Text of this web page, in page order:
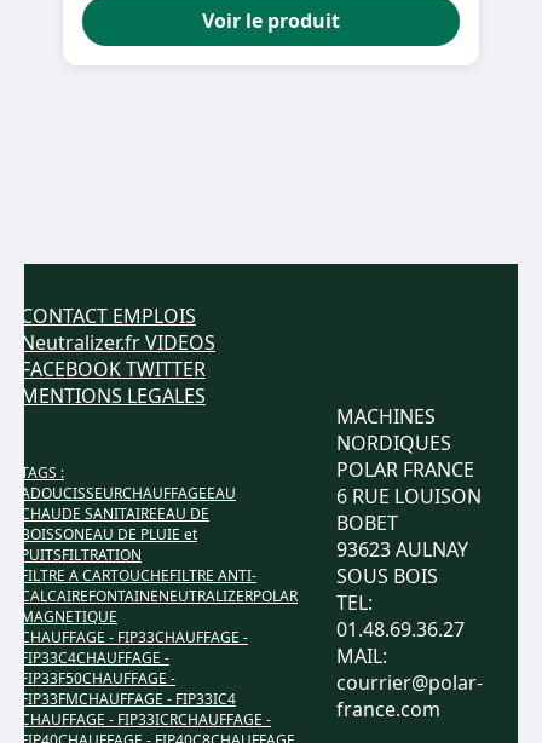
Voir le produit
CONTACT EMPLOIS
Neutralizer.frVIDEOS
FACEBOOKTWITTER
MENTIONS LEGALES
TAGS :
ADOUCISSEURCHAUFFAGEEAU
CHAUDE SANITAIREEAU DE
BOISSONEAU DE PLUIE et
PUITSFILTRATION
FILTRE A CARTOUCHEFILTRE ANTI-
CALCAIREFONTAINENEUTRALIZERPOLAR
MAGNETIQUE
CHAUFFAGE - FIP33CHAUFFAGE -
FIP33C4CHAUFFAGE -
FIP33F50CHAUFFAGE -
FIP33FMCHAUFFAGE - FIP33IC4
CHAUFFAGE - FIP33ICRCHAUFFAGE -
MACHINES
NORDIQUES
POLAR FRANCE
6 RUE LOUISON
BOBET
93623 AULNAY
SOUS BOIS
TEL:
01.48.69.36.27
MAIL:
courrier@polar-
france.com